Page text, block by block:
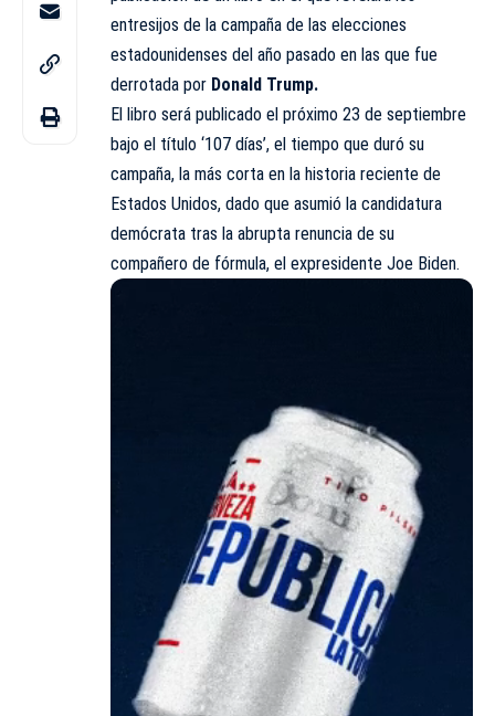
entresijos de la campaña de las elecciones
estadounidenses del año pasado en las que fue
derrotada por Donald Trump.
El libro será publicado el próximo 23 de septiembre
bajo el título ‘107 días’, el tiempo que duró su
campaña, la más corta en la historia reciente de
Estados Unidos, dado que asumió la candidatura
demócrata tras la abrupta renuncia de su
compañero de fórmula, el expresidente Joe Biden.